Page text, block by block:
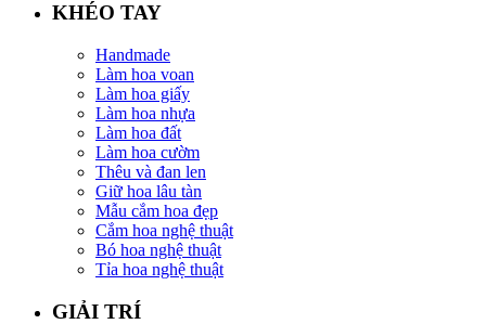
KHÉO TAY
Handmade
Làm hoa voan
Làm hoa giấy
Làm hoa nhựa
Làm hoa đất
Làm hoa cườm
Thêu và đan len
Giữ hoa lâu tàn
Mẫu cắm hoa đẹp
Cắm hoa nghệ thuật
Bó hoa nghệ thuật
Tỉa hoa nghệ thuật
GIẢI TRÍ